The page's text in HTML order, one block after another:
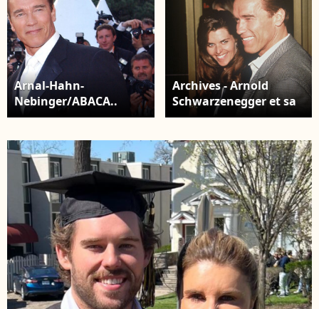
Arnal-Hahn-
Nebinger/ABACA..
Cannes-France,
autrichien Arnold
Schwarzenegger et sa
femme Maria Shriver
arrivent à la projection
du film Les Egares
d'André Techine en
compétition au 56ème
Festival de Cannes.
Archives - Arnold
Schwarzenegger et sa
femme Maria Shriver -
"Dave".